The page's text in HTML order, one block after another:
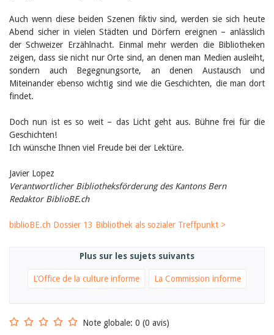
Javier Lopez
Andrea Grichting
Maria Aellig-Abate
Aline Yeretzian
Markus Jost
Blaise Humbert-Droz
Sarah Jenni
Brigitte Burri
Tous les auteurs
Archives
Juli 2026
Juni 2026
März 2026
Dezember 2025
September 2025
Februar 2025
2022
Auch wenn diese beiden Szenen fiktiv sind, werden sie sich heute
Abend sicher in vielen Städten und Dörfern ereignen – anlässlich
der Schweizer Erzählnacht. Einmal mehr werden die Bibliotheken
zeigen, dass sie nicht nur Orte sind, an denen man Medien ausleiht,
sondern auch Begegnungsorte, an denen Austausch und
Miteinander ebenso wichtig sind wie die Geschichten, die man dort
findet.
Doch nun ist es so weit – das Licht geht aus. Bühne frei für die
Geschichten!
Ich wünsche Ihnen viel Freude bei der Lektüre.
Javier Lopez
Verantwortlicher Bibliotheksförderung des Kantons Bern
Redaktor BiblioBE.ch
biblioBE.ch Dossier 13 Bibliothek als sozialer Treffpunkt >
Plus sur les sujets suivants
L’Office de la culture informe La Commission informe
Note globale: 0 (0 avis)